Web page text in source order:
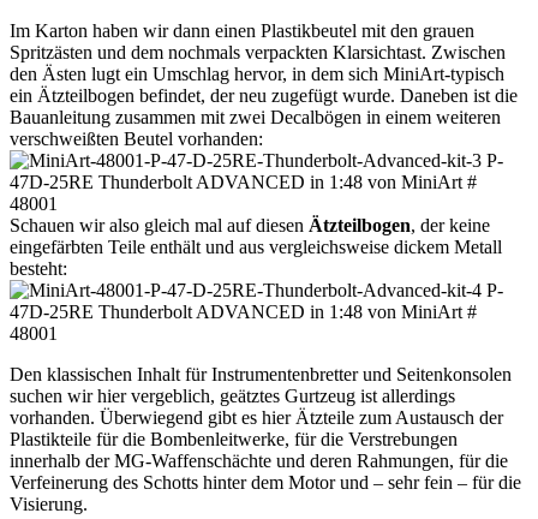
Im Karton haben wir dann einen Plastikbeutel mit den grauen
Spritzästen und dem nochmals verpackten Klarsichtast. Zwischen
den Ästen lugt ein Umschlag hervor, in dem sich MiniArt-typisch
ein Ätzteilbogen befindet, der neu zugefügt wurde. Daneben ist die
Bauanleitung zusammen mit zwei Decalbögen in einem weiteren
verschweißten Beutel vorhanden:
Schauen wir also gleich mal auf diesen Ätzteilbogen, der keine
eingefärbten Teile enthält und aus vergleichsweise dickem Metall
besteht:
Den klassischen Inhalt für Instrumentenbretter und Seitenkonsolen
suchen wir hier vergeblich, geätztes Gurtzeug ist allerdings
vorhanden. Überwiegend gibt es hier Ätzteile zum Austausch der
Plastikteile für die Bombenleitwerke, für die Verstrebungen
innerhalb der MG-Waffenschächte und deren Rahmungen, für die
Verfeinerung des Schotts hinter dem Motor und – sehr fein – für die
Visierung.